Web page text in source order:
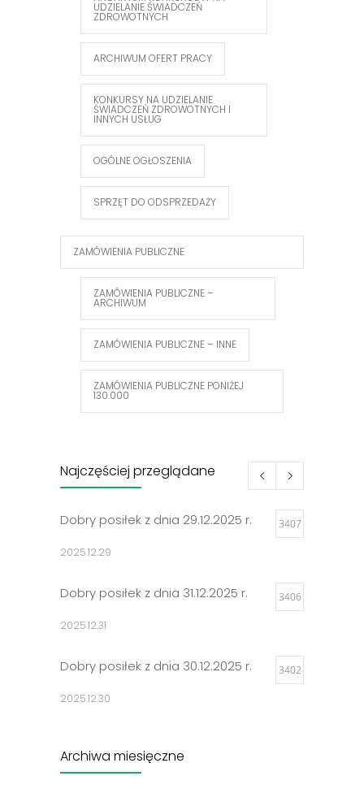
UDZIELANIE ŚWIADCZEŃ
ZDROWOTNYCH
ARCHIWUM OFERT PRACY
KONKURSY NA UDZIELANIE
ŚWIADCZEŃ ZDROWOTNYCH I
INNYCH USŁUG
OGÓLNE OGŁOSZENIA
SPRZĘT DO ODSPRZEDAŻY
ZAMÓWIENIA PUBLICZNE
ZAMÓWIENIA PUBLICZNE –
ARCHIWUM
ZAMÓWIENIA PUBLICZNE – INNE
ZAMÓWIENIA PUBLICZNE PONIŻEJ
130.000
Najczęściej przeglądane
Dobry posiłek z dnia 29.12.2025 r. 3407
2025.12.29
Dobry posiłek z dnia 31.12.2025 r. 3406
2025.12.31
Dobry posiłek z dnia 30.12.2025 r. 3402
2025.12.30
2024.12.27
Archiwa miesięczne